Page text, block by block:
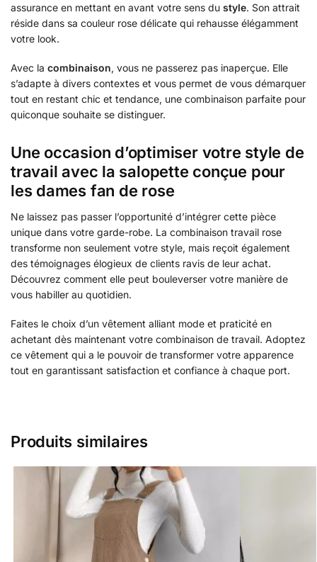
assurance en mettant en avant votre sens du style. Son attrait
réside dans sa couleur rose délicate qui rehausse élégamment
votre look.
Avec la combinaison, vous ne passerez pas inaperçue. Elle
s’adapte à divers contextes et vous permet de vous démarquer
tout en restant chic et tendance, une combinaison parfaite pour
quiconque souhaite se distinguer.
Une occasion d’optimiser votre style de
travail avec la salopette conçue pour
les dames fan de rose
Ne laissez pas passer l’opportunité d’intégrer cette pièce
unique dans votre garde-robe. La combinaison travail rose
transforme non seulement votre style, mais reçoit également
des témoignages élogieux de clients ravis de leur achat.
Découvrez comment elle peut bouleverser votre manière de
vous habiller au quotidien.
Faites le choix d’un vêtement alliant mode et praticité en
achetant dès maintenant votre combinaison de travail. Adoptez
ce vêtement qui a le pouvoir de transformer votre apparence
tout en garantissant satisfaction et confiance à chaque port.
Produits similaires